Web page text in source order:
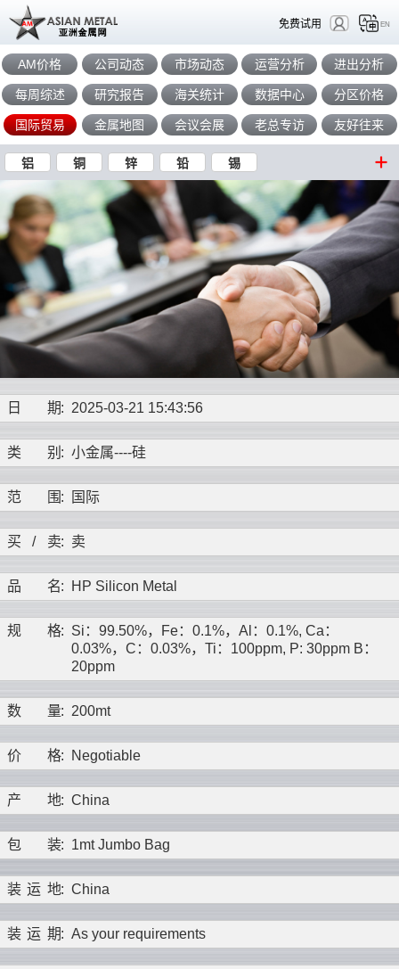
免费试用 EN
AM价格 公司动态 市场动态 运营分析 进出分析
每周综述 研究报告 海关统计 数据中心 分区价格
国际贸易 金属地图 会议会展 老总专访 友好往来
铝 铜 锌 铅 锡
日 期: 2025-03-21 15:43:56
类 别 : 小金属----硅
范 围: 国际
买 / 卖: 卖
品 名: HP Silicon Metal
规 格: Si：99.50%，Fe：0.1%，Al：0.1%, Ca：
0.03%，C：0.03%，Ti：100ppm, P: 30ppm B：
20ppm
数 量: 200mt
价 格: Negotiable
产 地: China
包 装: 1mt Jumbo Bag
装 运 地: China
装 运 期: As your requirements